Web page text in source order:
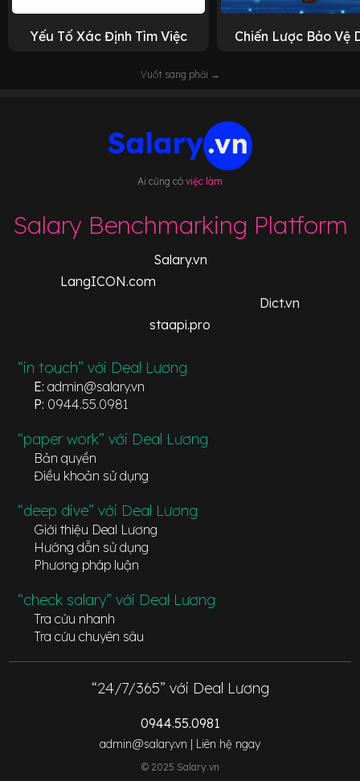
Yếu Tố Xác Định Tìm Việc Chiến Lược Bảo Vệ
Vuốt sang phải →
Ai cũng có việc làm
Salary Benchmarking Platform
Salary.vn
LangICON.com
Dict.vn
staapi.pro
“in touch” với Deal Lương
E: admin@salary.vn
P: 0944.55.0981
“paper work” với Deal Lương
Bản quyền
Điều khoản sử dụng
“deep dive” với Deal Lương
Giới thiệu Deal Lương
Hướng dẫn sử dụng
Phương pháp luận
“check salary” với Deal Lương
Tra cứu nhanh
Tra cứu chuyên sâu
“24/7/365” với Deal Lương
0944.55.0981
admin@salary.vn | Liên hệ ngay
© 2025 Salary.vn